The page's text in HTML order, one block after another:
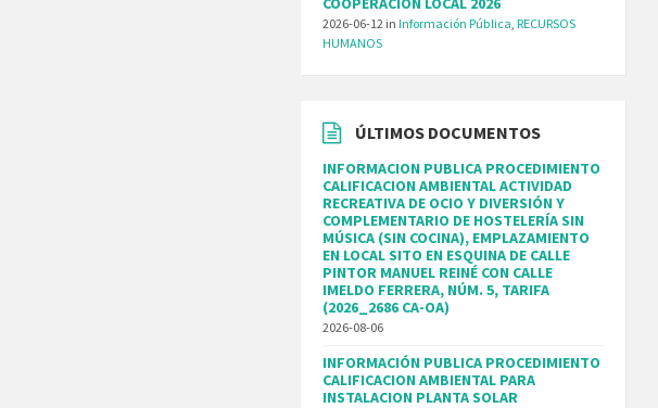
2026-06-12 inInformación Pública ,RECURSOS
HUMANOS
ÚLTIMOS DOCUMENTOS
INFORMACION PUBLICA PROCEDIMIENTO
CALIFICACION AMBIENTAL ACTIVIDAD
RECREATIVA DE OCIO Y DIVERSIÓN Y
COMPLEMENTARIO DE HOSTELERÍA SIN
MÚSICA (SIN COCINA), EMPLAZAMIENTO
EN LOCAL SITO EN ESQUINA DE CALLE
PINTOR MANUEL REINÉ CON CALLE
IMELDO FERRERA, NÚM. 5, TARIFA
(2026_2686 CA-OA)
2026-08-06
INFORMACIÓN PUBLICA PROCEDIMIENTO
CALIFICACION AMBIENTAL PARA
INSTALACION PLANTA SOLAR